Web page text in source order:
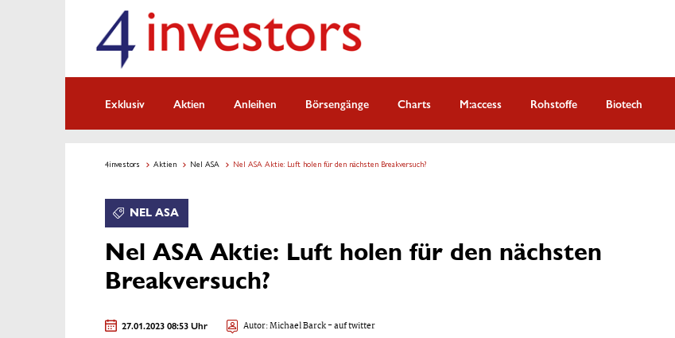
Exklusiv Aktien Anleihen Börsengänge Charts M:access Rohstoffe Biotech
4investors Aktien Nel ASA Nel ASA Aktie: Luft holen für den nächsten Breakversuch?
NEL ASA
Nel ASA Aktie: Luft holen für den nächsten
Breakversuch?
27.01.2023 08:53 Uhr Autor:Michael Barck- auf twitter